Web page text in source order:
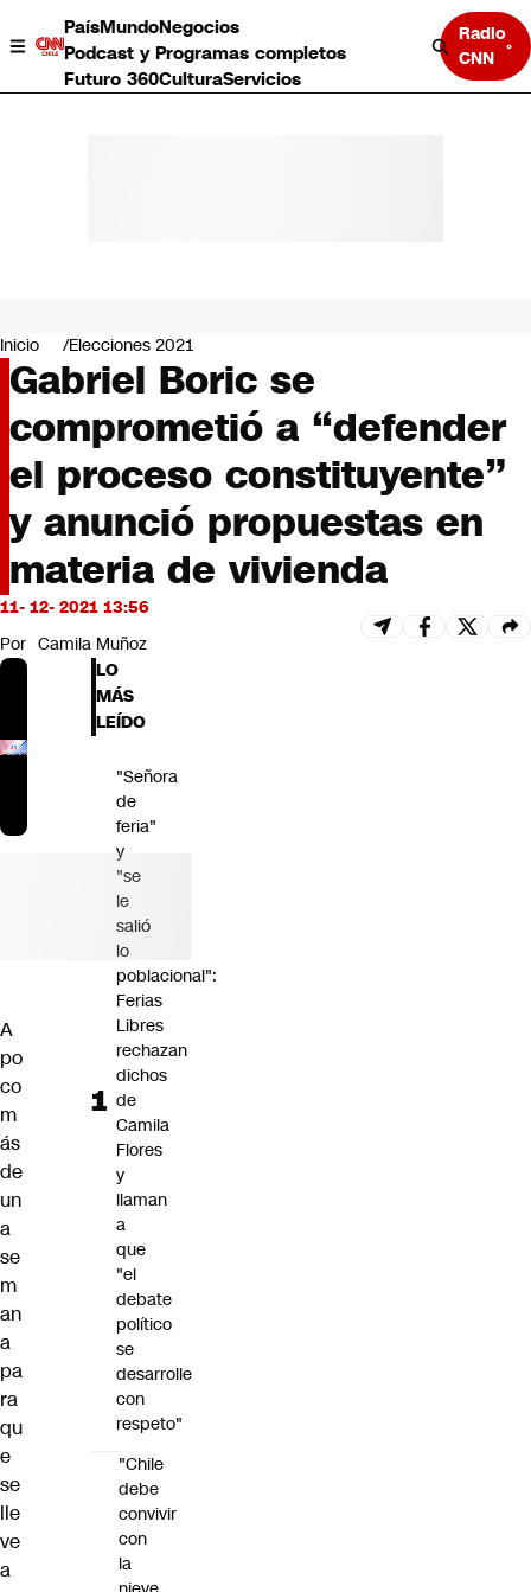
PaísMundoNegocios
Podcast y Programas completos
Futuro 360CulturaServicios
Radio
CNN
Negocios
Deportes
Programas completos
Cultura
Servicios
Bits
CNN Data
CNN tiempo
Futuro 360
Opinión
Inicio Elecciones 2021
Gabriel Boric se
comprometió a “defender
el proceso constituyente”
y anunció propuestas en
materia de vivienda
11- 12- 2021 13:56
Por Camila Muñoz
A
po
co
m
ás
de
un
a
se
m
an
a
pa
ra
qu
e
se
lle
ve
a
LO
MÁS
LEÍDO
"Señora
de
feria"
y
"se
le
salió
lo
poblacional":
Ferias
Libres
rechazan
dichos
de
Camila
Flores
y
llaman
a
que
"el
debate
político
se
desarrolle
con
respeto"
"Chile
debe
convivir
con
la